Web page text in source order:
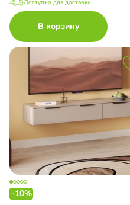
Доступно для доставки
В корзину
-10%